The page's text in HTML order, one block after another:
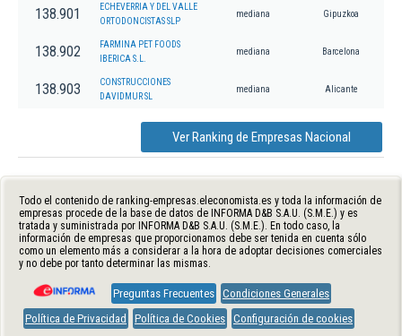
138.901
ECHEVERRIA Y DEL VALLE
ORTODONCISTAS SLP
mediana Gipuzkoa
138.902
FARMINA PET FOODS
IBERICA S.L.
mediana Barcelona
138.903
CONSTRUCCIONES
DAVIDMUR SL
mediana Alicante
Ver Ranking de Empresas Nacional
Todo el contenido de ranking-empresas.eleconomista.es y toda la información de
empresas procede de la base de datos de INFORMA D&B S.A.U. (S.M.E.) y es
tratada y suministrada por INFORMA D&B S.A.U. (S.M.E.). En todo caso, la
información de empresas que proporcionamos debe ser tenida en cuenta sólo
como un elemento más a considerar a la hora de adoptar decisiones comerciales
y no debe por tanto determinar las mismas.
Preguntas Frecuentes Condiciones Generales
Política de Privacidad
Política de Cookies Configuración de cookies